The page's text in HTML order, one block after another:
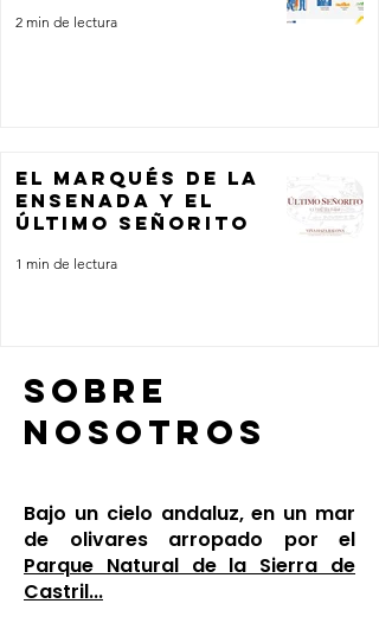
2 min de lectura
EL MARQUÉS DE LA
ENSENADA Y EL
ÚLTIMO SEÑORITO
1 min de lectura
SOBRE
NOSOTROS
Bajo un cielo andaluz, en un mar
de olivares arropado por el
Parque Natural de la Sierra de
Castril...